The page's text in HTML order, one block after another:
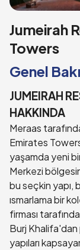
Jumeirah
Towers
Genel
JUMEIRAH
HAKKINDA
Meraas
Emirates
yaşamda yeni
Merkezi
bu seçkin yapı,
ısmarlama bir
firması
Burj Khalifa'dan
yapıları